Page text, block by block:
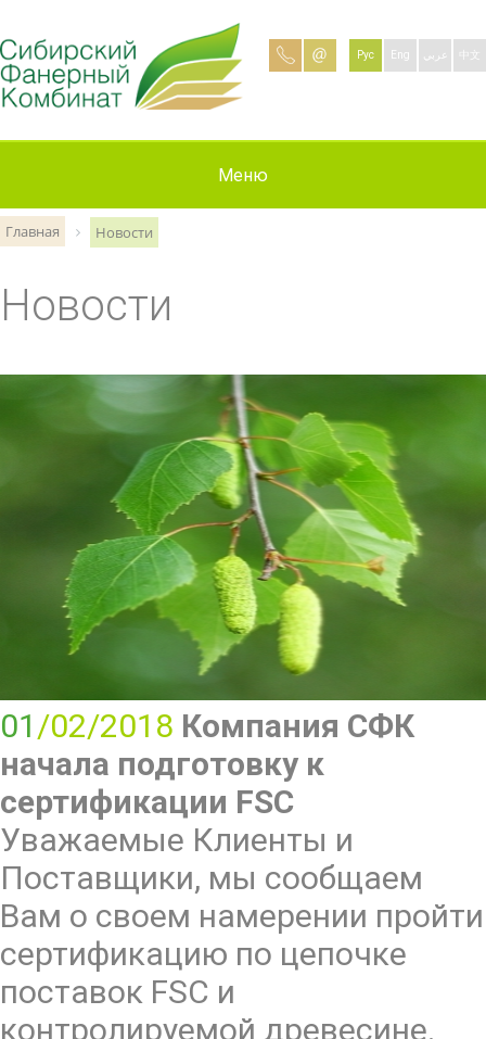
Рус Eng عربي 中文
Меню
О компании
Продукция
Информация
Новости
Контакты
Вакансии
Главная Новости
Новости
01 /02/2018 Компания СФК
начала подготовку к
сертификации FSC
Уважаемые Клиенты и
Поставщики, мы сообщаем
Вам о своем намерении пройти
сертификацию по цепочке
поставок FSC и
контролируемой древесине.